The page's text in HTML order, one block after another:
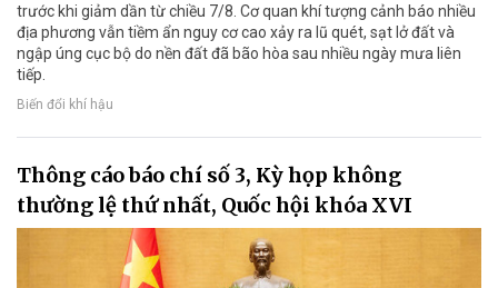
trước khi giảm dần từ chiều 7/8. Cơ quan khí tượng cảnh báo nhiều
địa phương vẫn tiềm ẩn nguy cơ cao xảy ra lũ quét, sạt lở đất và
ngập úng cục bộ do nền đất đã bão hòa sau nhiều ngày mưa liên
tiếp.
Biến đổi khí hậu
Thông cáo báo chí số 3, Kỳ họp không
thường lệ thứ nhất, Quốc hội khóa XVI